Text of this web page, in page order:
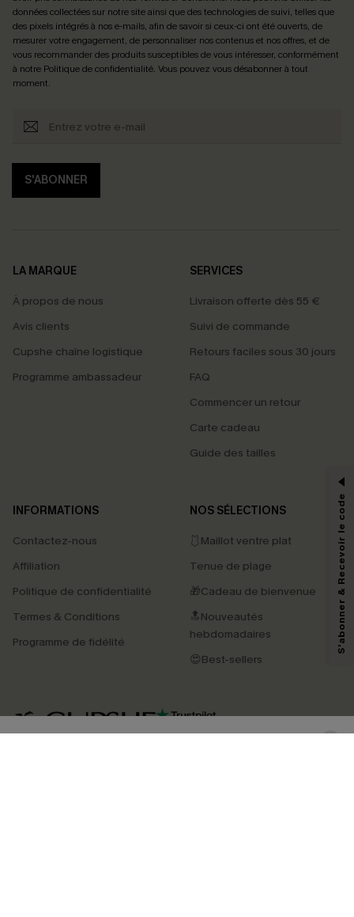
données collectées sur notre site ainsi que des technologies de suivi, telles que
des pixels intégrés à nos e-mails, afin de savoir si ceux-ci ont été ouverts, de
mesurer votre engagement, de personnaliser nos contenus et nos offres, et de
vous recommander des produits susceptibles de vous intéresser, conformément
à notre Politique de confidentialité. Vous pouvez vous désabonner à tout
moment.
S'ABONNER
LA MARQUE
À propos de nous
Avis clients
Cupshe chaîne logistique
Programme ambassadeur
SERVICES
Livraison offerte dès 55 €
Suivi de commande
Retours faciles sous 30 jours
FAQ
Commencer un retour
Carte cadeau
Guide des tailles
INFORMATIONS
Contactez-nous
Affiliation
Politique de confidentialité
Termes & Conditions
Programme de fidélité
NOS SÉLECTIONS
🩱Maillot ventre plat
Tenue de plage
🎁Cadeau de bienvenue
🔝Nouveautés
hebdomadaires
😍Best-sellers
4.3
PROFITEZ DE -15%
marketing (y compris du contenu généré par l'IA) de Cupshe et
pouvons utiliser les données collectées sur notre site ainsi que des
savoir si ceux-ci ont été ouverts, de mesurer votre engagement, de
personnaliser nos contenus et nos offres, et de vous recommander des
produits susceptibles de vous intéresser, conformément à notre
Politique de
. Vous pouvez vous désabonner à tout moment.
S'abonner & Recevoir le code